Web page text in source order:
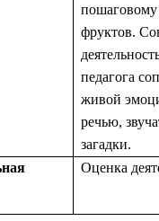
фруктов.
педагога
живой
речью,
загадки.
Оценка